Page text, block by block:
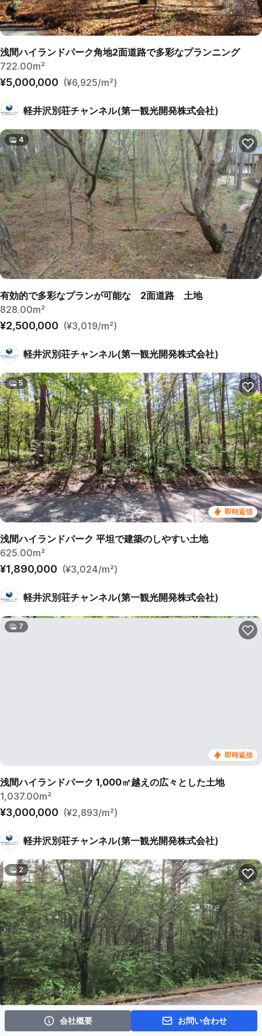
会社概要 お問い合わせ
浅間ハイランドパーク角地2面道路で多彩なプランニング
722.00m²
¥5,000,000 (¥6,925/m²)
軽井沢別荘チャンネル(第一観光開発株式会社)
4
有効的で多彩なプランが可能な 2面道路 土地
828.00m²
¥2,500,000 (¥3,019/m²)
軽井沢別荘チャンネル(第一観光開発株式会社)
即時返信
5
浅間ハイランドパーク 平坦で建築のしやすい土地
625.00m²
¥1,890,000 (¥3,024/m²)
軽井沢別荘チャンネル(第一観光開発株式会社)
即時返信
7
浅間ハイランドパーク 1,000㎡越えの広々とした土地
1,037.00m²
¥3,000,000 (¥2,893/m²)
軽井沢別荘チャンネル(第一観光開発株式会社)
2
浅間ハイランドパーク沢に面した土地